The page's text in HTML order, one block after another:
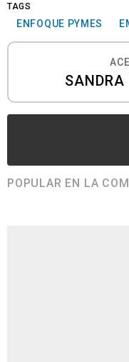
TAGS
ENFOQUE PYMES
POPULAR EN LA